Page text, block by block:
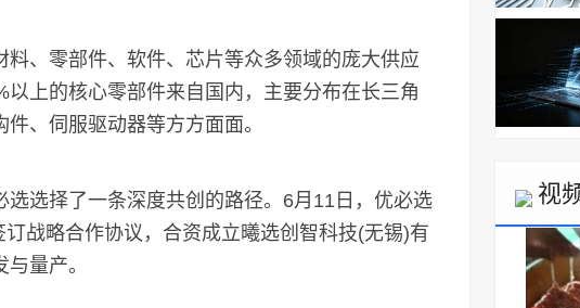
、零部件、软件、芯片等众多领域的庞大供应
上的核心零部件来自国内，主要分布在长三角
、伺服驱动器等方方面面。
选择了一条深度共创的路径。6月11日，优必选
战略合作协议，合资成立曦选创智科技(无锡)有
量产。
视